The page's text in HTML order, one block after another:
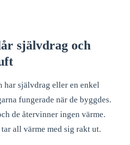
självdrag och
har självdrag eller en enkel
fungerade när de byggdes.
de återvinner ingen värme.
all värme med sig rakt ut.